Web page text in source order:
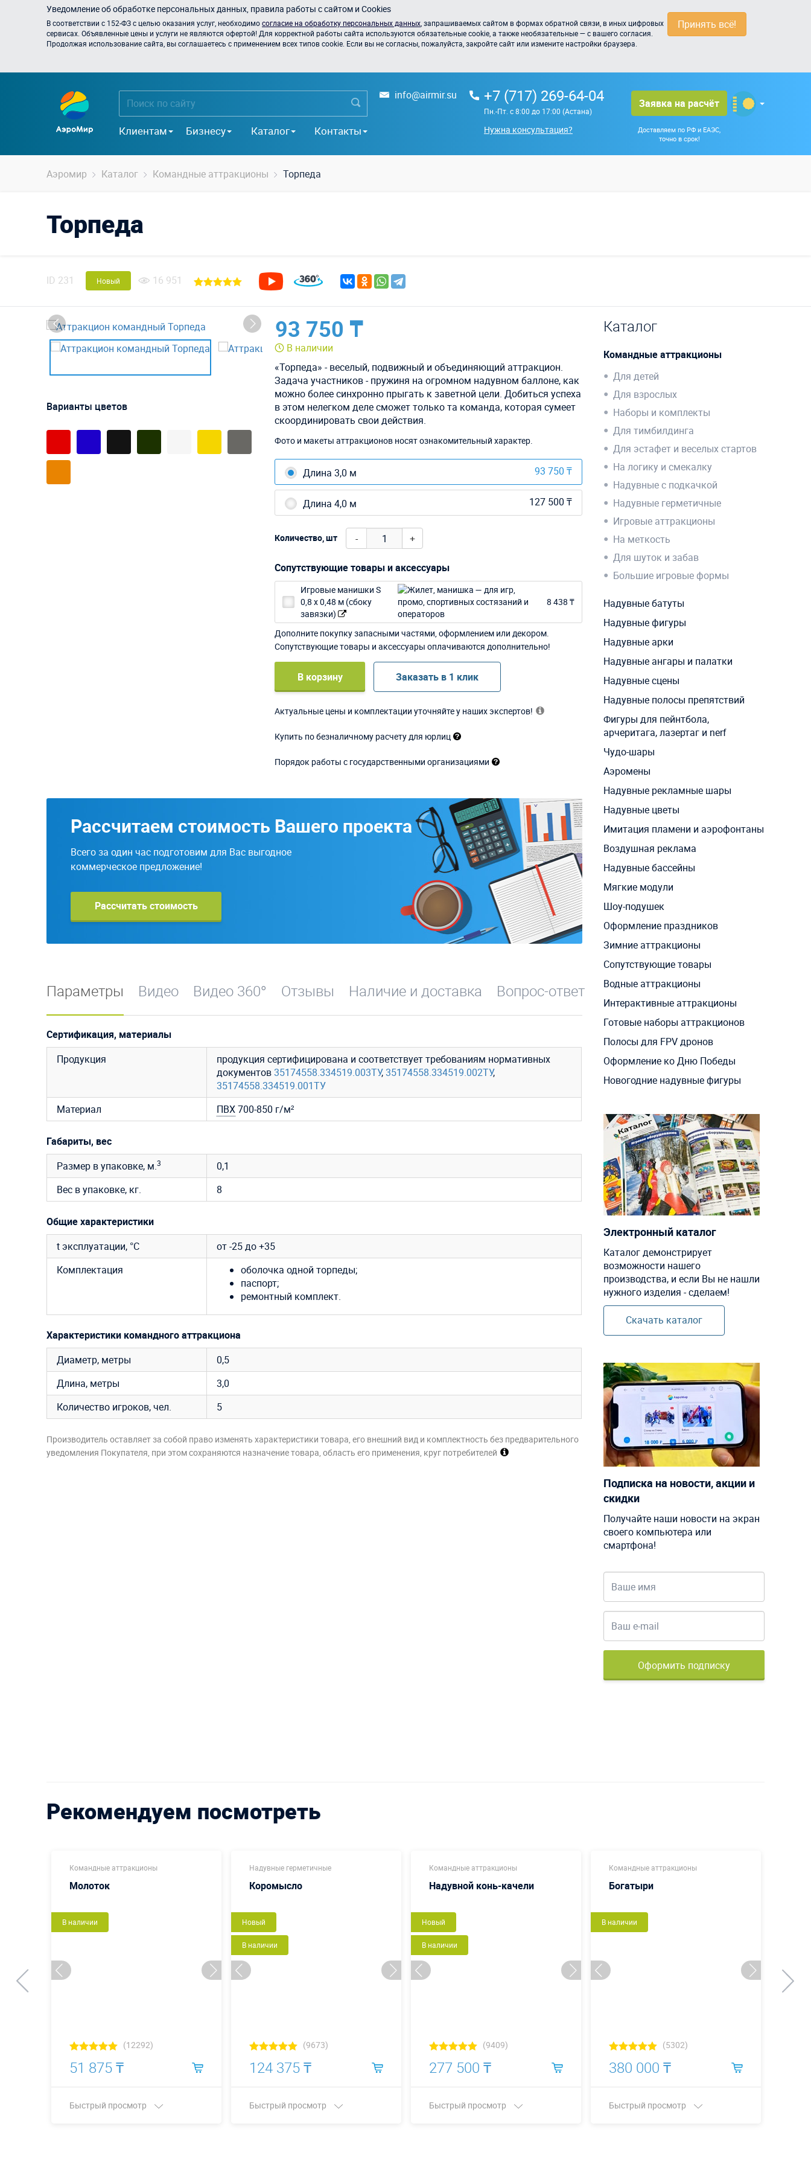
Принять всё!
Уведомление об обработке персональных данных, правила работы с сайтом и Cookies
В соответствии с 152-ФЗ с целью оказания услуг, необходимосогласие на обработку персональных данных , запрашиваемых сайтом в формах обратной связи, в иных цифровых
сервисах. Объявленные цены и услуги не являются офертой! Для корректной работы сайта используются обязательные cookie, а также необязательные — с вашего согласия.
Продолжая использование сайта, вы соглашаетесь с применением всех типов cookie. Если вы не согласны, пожалуйста, закройте сайт или измените настройки браузера.
Клиентам Бизнесу Каталог Контакты
info@airmir.su +7 (717) 269-64-04
Пн.-Пт. с 8:00 до 17:00 (Астана)
Нужна консультация?
Заявка на расчёт
Доставляем по РФ и ЕАЭС,
точно в срок!
Аэромир Каталог Командные аттракционы Торпеда
Торпеда
ID 231 Новый 16 951
Варианты цветов
93 750 ₸
В наличии
«Торпеда» - веселый, подвижный и объединяющий аттракцион.
Задача участников - пружиня на огромном надувном баллоне, как
можно более синхронно прыгать к заветной цели. Добиться успеха
в этом нелегком деле сможет только та команда, которая сумеет
скоординировать свои действия.
Фото и макеты аттракционов носят ознакомительный характер.
Длина 3,0 м 93 750 ₸
Длина 4,0 м 127 500 ₸
Количество, шт - +
Сопутствующие товары и аксессуары
Игровые манишки S
0,8 х 0,48 м (сбоку
завязки)
8 438 ₸
Дополните покупку запасными частями, оформлением или декором.
Сопутствующие товары и аксессуары оплачиваются дополнительно!
В корзину Заказать в 1 клик
Актуальные цены и комплектации уточняйте у наших экспертов!
Купить по безналичному расчету для юрлиц
Порядок работы с государственными организациями
Рассчитаем стоимость Вашего проекта
Всего за один час подготовим для Вас выгодное
коммерческое предложение!
Рассчитать стоимость
Параметры Видео Видео 360° Отзывы Наличие и доставка Вопрос-ответ
Сертификация, материалы
Продукция
продукция сертифицирована и соответствует требованиям нормативных
документов35174558.334519.003ТУ,35174558.334519.002ТУ,
35174558.334519.001ТУ
Материал
ПВХ700-850 г/м²
Габариты, вес
Размер в упаковке, м.3
0,1
Вес в упаковке, кг.
8
Общие характеристики
t эксплуатации, °C
от -25 до +35
Комплектация
оболочка одной торпеды;
паспорт;
ремонтный комплект.
Характеристики командного аттракциона
Диаметр, метры
0,5
Длина, метры
3,0
Количество игроков, чел.
5
Производитель оставляет за собой право изменять характеристики товара, его внешний вид и комплектность без предварительного
уведомления Покупателя, при этом сохраняются назначение товара, область его применения, круг потребителей
Каталог
Командные аттракционы
Для детей
Для взрослых
Наборы и комплекты
Для тимбилдинга
Для эстафет и веселых стартов
На логику и смекалку
Надувные с подкачкой
Надувные герметичные
Игровые аттракционы
На меткость
Для шуток и забав
Большие игровые формы
Надувные батуты
Надувные фигуры
Надувные арки
Надувные ангары и палатки
Надувные сцены
Надувные полосы препятствий
Фигуры для пейнтбола,
арчеритага, лазертаг и nerf
Чудо-шары
Аэромены
Надувные рекламные шары
Надувные цветы
Имитация пламени и аэрофонтаны
Воздушная реклама
Надувные бассейны
Мягкие модули
Шоу-подушек
Оформление праздников
Зимние аттракционы
Сопутствующие товары
Водные аттракционы
Интерактивные аттракционы
Готовые наборы аттракционов
Полосы для FPV дронов
Оформление ко Дню Победы
Новогодние надувные фигуры
Электронный каталог
Каталог демонстрирует
возможности нашего
производства, и если Вы не нашли
нужного изделия - сделаем!
Скачать каталог
Подписка на новости, акции и
скидки
Получайте наши новости на экран
своего компьютера или
смартфона!
Оформить подписку
Рекомендуем посмотреть
Командные аттракционы
Молоток
В наличии
(12292)
51 875 ₸
Быстрый просмотр
Надувные герметичные
Коромысло
Новый
В наличии
(9673)
124 375 ₸
Быстрый просмотр
Командные аттракционы
Надувной конь-качели
Новый
В наличии
(9409)
277 500 ₸
Быстрый просмотр
Командные аттракционы
Богатыри
В наличии
(5302)
380 000 ₸
Быстрый просмотр